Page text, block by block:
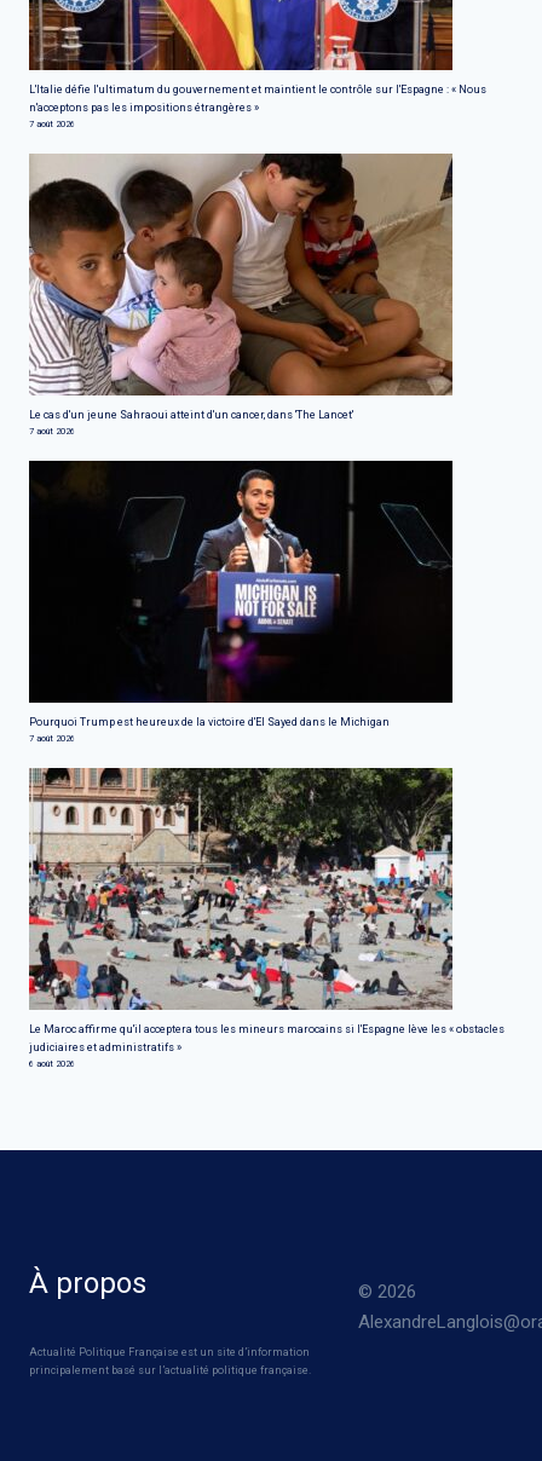
L'Italie défie l'ultimatum du gouvernement et maintient le contrôle sur l'Espagne : « Nous
n'acceptons pas les impositions étrangères »
7 août 2026
Le cas d'un jeune Sahraoui atteint d'un cancer, dans 'The Lancet'
7 août 2026
Pourquoi Trump est heureux de la victoire d'El Sayed dans le Michigan
7 août 2026
Le Maroc affirme qu'il acceptera tous les mineurs marocains si l'Espagne lève les « obstacles
judiciaires et administratifs »
6 août 2026
À propos
Actualité Politique Française est un site d’information
principalement basé sur l’actualité politique française.
© 2026